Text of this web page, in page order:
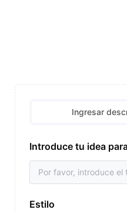
Ingresar
Introduce tu idea
Estilo